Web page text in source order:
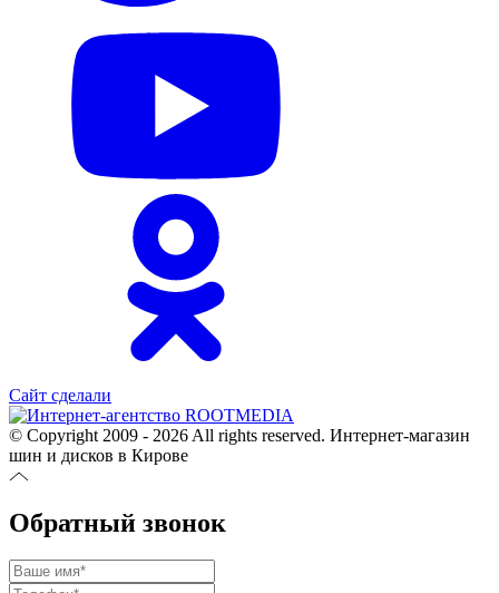
Сайт сделали
© Copyright 2009 - 2026 All rights reserved. Интернет-магазин
шин и дисков в Кирове
Обратный звонок